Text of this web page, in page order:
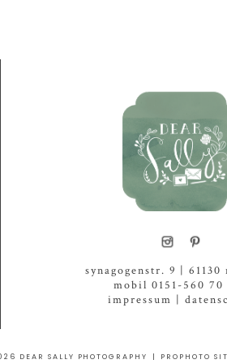
synagogenstr. 9 | 61130
mobil 0151-560 70
impressum |
DEAR SALLY PHOTOGRAPHY | PROPHOTO